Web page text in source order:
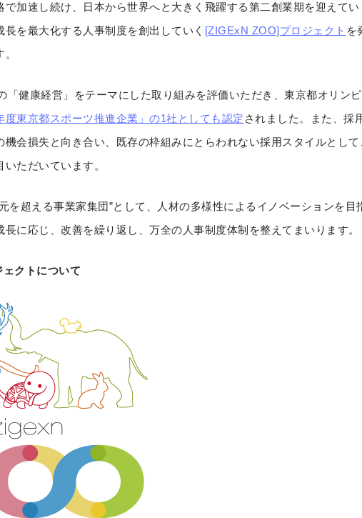
で加速し続け、日本から世界へと大きく飛躍する第二創業期を迎えて
を最大化する人事制度を創出していく [ZIGExN ZOO]プロジェクト を
「健康経営」をテーマにした取り組みを評価いただき、東京都オリン
度東京都スポーツ推進企業」の1社としても認定 されました。また、採
会損失と向き合い、既存の枠組みにとらわれない採用スタイルとして
ただいています。
を超える事業家集団”として、人材の多様性によるイノベーションを
長に応じ、改善を繰り返し、万全の人事制度体制を整えてまいります。
クトについて